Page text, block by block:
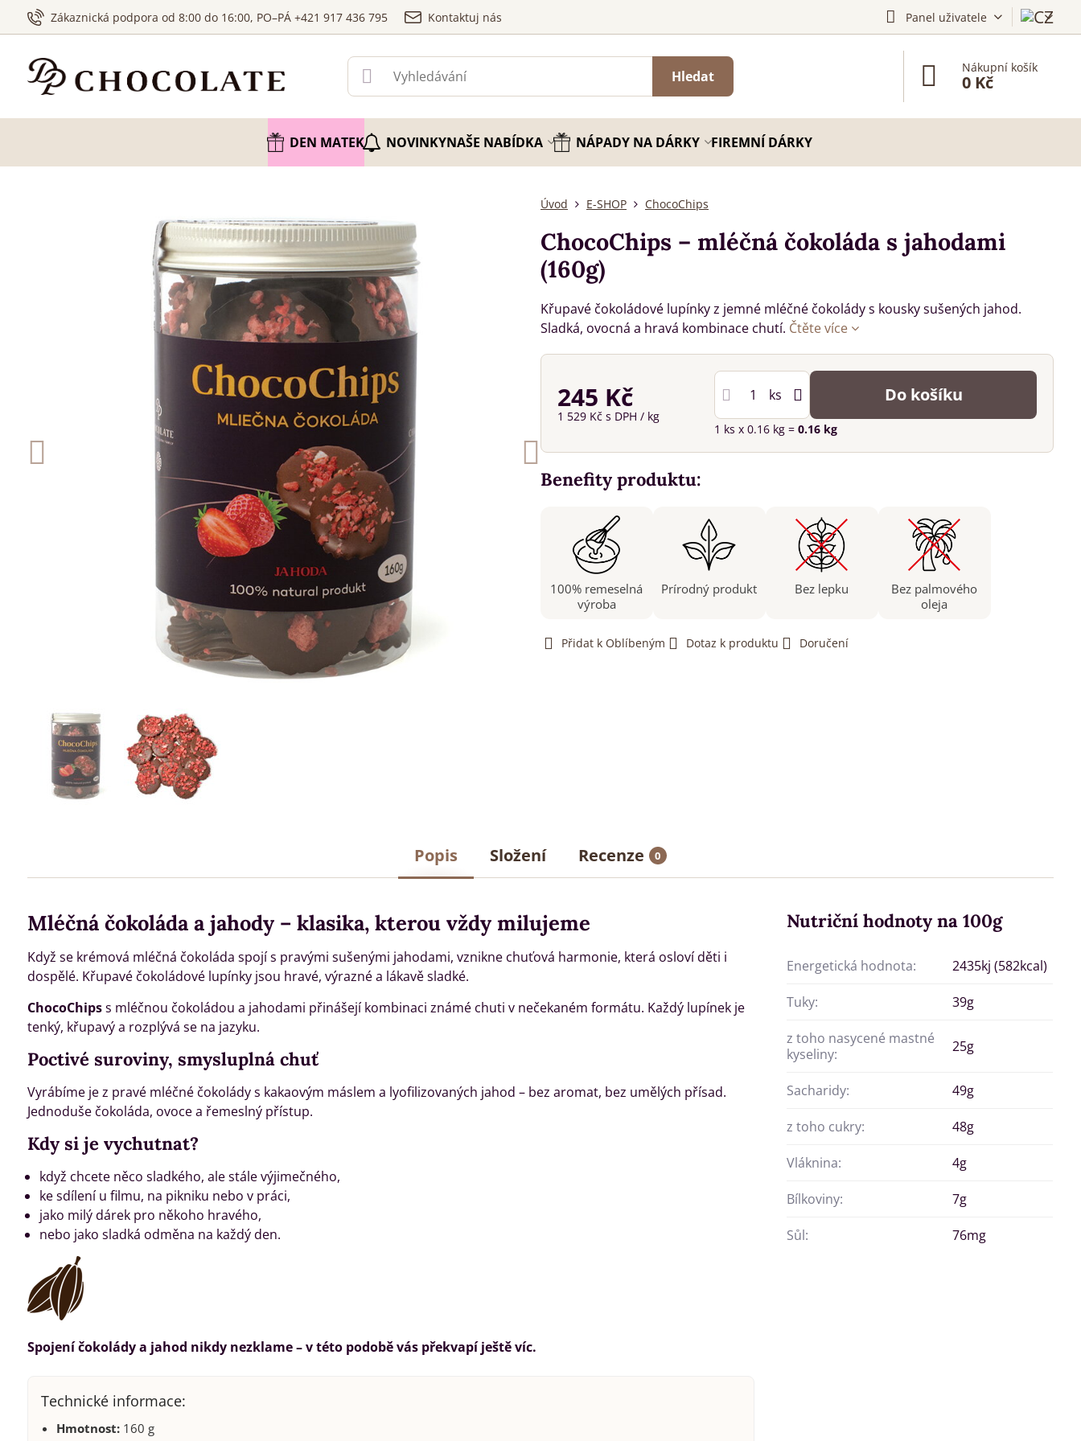
Zákaznická podpora od 8:00 do 16:00, PO–PÁ +421 917 436 795 Kontaktuj nás Panel uživatele
Hledat
Nákupní košík
0 Kč
DEN MATEK NOVINKYNAŠE NABÍDKA NÁPADY NA DÁRKY FIREMNÍ DÁRKY
Úvod E-SHOP ChocoChips
ChocoChips – mléčná čokoláda s jahodami
(160g)
Křupavé čokoládové lupínky z jemné mléčné čokolády s kousky sušených jahod.
Sladká, ovocná a hravá kombinace chutí. Čtěte více
245 Kč
1 529 Kč s DPH / kg
ks Do košíku
1 ks x 0.16 kg = 0.16kg
Benefity produktu:
100% remeselná
výroba
Prírodný produkt Bez lepku
Bez palmového
oleja
Přidat k Oblíbeným Dotaz k produktu Doručení
Popis Složení Recenze 0
Mléčná čokoláda a jahody – klasika, kterou vždy milujeme
Když se krémová mléčná čokoláda spojí s pravými sušenými jahodami, vznikne chuťová harmonie, která osloví děti i
dospělé. Křupavé čokoládové lupínky jsou hravé, výrazné a lákavě sladké.
ChocoChipss mléčnou čokoládou a jahodami přinášejí kombinaci známé chuti v nečekaném formátu. Každý lupínek je
tenký, křupavý a rozplývá se na jazyku.
Poctivé suroviny, smysluplná chuť
Vyrábíme je z pravé mléčné čokolády s kakaovým máslem a lyofilizovaných jahod – bez aromat, bez umělých přísad.
Jednoduše čokoláda, ovoce a řemeslný přístup.
Kdy si je vychutnat?
když chcete něco sladkého, ale stále výjimečného,
ke sdílení u filmu, na pikniku nebo v práci,
jako milý dárek pro někoho hravého,
nebo jako sladká odměna na každý den.
Spojení čokolády a jahod nikdy nezklame – v této podobě vás překvapí ještě víc.
Technické informace:
Hmotnost:160 g
Nutriční hodnoty na 100g
Energetická hodnota: 2435kj (582kcal)
Tuky: 39g
z toho nasycené mastné
kyseliny:
25g
Sacharidy: 49g
z toho cukry: 48g
Vláknina: 4g
Bílkoviny: 7g
Sůl: 76mg